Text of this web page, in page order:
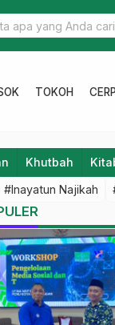
Radikalisme
TOKOH
Khutbah
#Inayatun Najikah